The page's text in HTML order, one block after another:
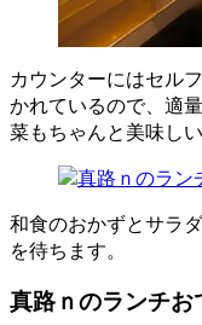
カウンターにはセル
かれているので、適
菜もちゃんと美味しい
和食のおかずとサラ
を待ちます。
真路ｎのランチお